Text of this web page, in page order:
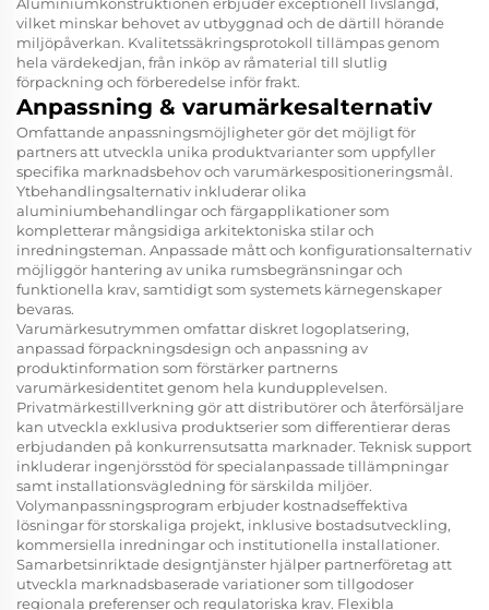
vilket minskar behovet av utbyggnad och de därtill hörande
miljöpåverkan. Kvalitetssäkringsprotokoll tillämpas genom
hela värdekedjan, från inköp av råmaterial till slutlig
förpackning och förberedelse inför frakt.
Anpassning & varumärkesalternativ
Omfattande anpassningsmöjligheter gör det möjligt för
partners att utveckla unika produktvarianter som uppfyller
specifika marknadsbehov och varumärkespositioneringsmål.
Ytbehandlingsalternativ inkluderar olika
aluminiumbehandlingar och färgapplikationer som
kompletterar mångsidiga arkitektoniska stilar och
inredningsteman. Anpassade mått och konfigurationsalternativ
möjliggör hantering av unika rumsbegränsningar och
funktionella krav, samtidigt som systemets kärnegenskaper
bevaras.
Varumärkesutrymmen omfattar diskret logoplatsering,
anpassad förpackningsdesign och anpassning av
produktinformation som förstärker partnerns
varumärkesidentitet genom hela kundupplevelsen.
Privatmärkestillverkning gör att distributörer och återförsäljare
kan utveckla exklusiva produktserier som differentierar deras
erbjudanden på konkurrensutsatta marknader. Teknisk support
inkluderar ingenjörsstöd för specialanpassade tillämpningar
samt installationsvägledning för särskilda miljöer.
Volymanpassningsprogram erbjuder kostnadseffektiva
lösningar för storskaliga projekt, inklusive bostadsutveckling,
kommersiella inredningar och institutionella installationer.
Samarbetsinriktade designtjänster hjälper partnerföretag att
utveckla marknadsbaserade variationer som tillgodoser
regionala preferenser och regulatoriska krav. Flexibla